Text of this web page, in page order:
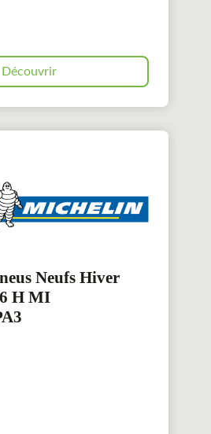
Découvrir
Neufs Hiver
H MI